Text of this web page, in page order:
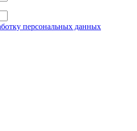
персональных данных